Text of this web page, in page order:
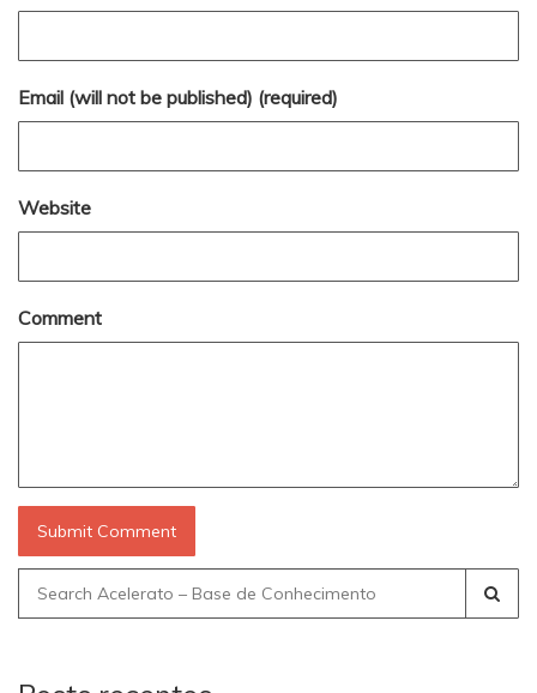
Email (will not be published) (required)
Website
Comment
Search
for: